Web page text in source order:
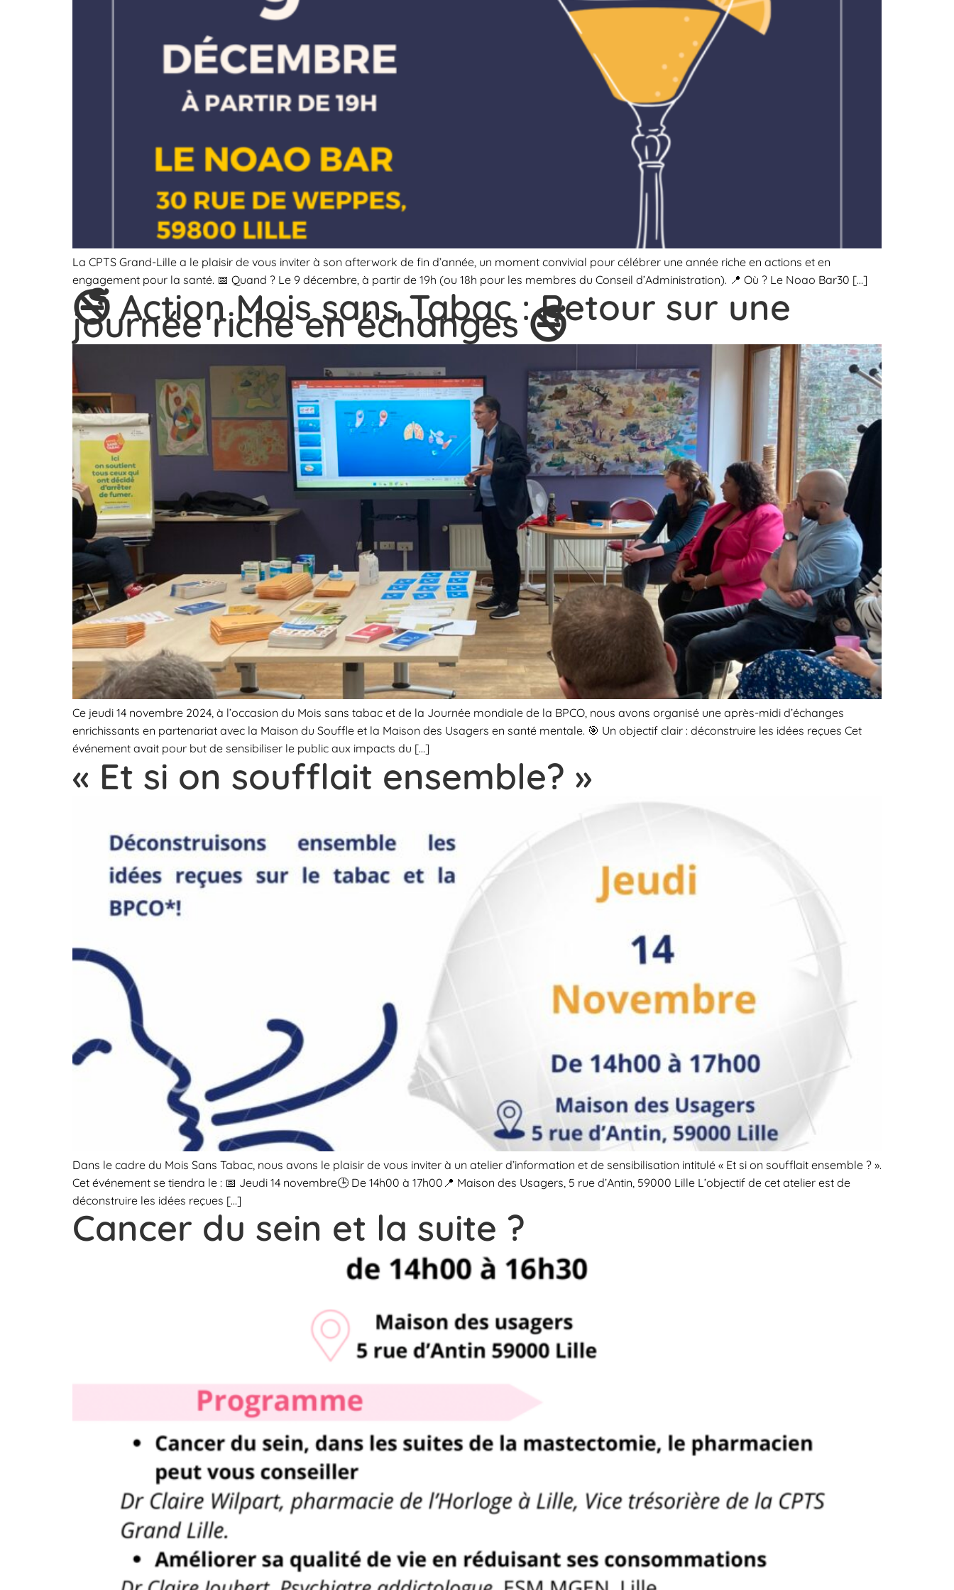
La CPTS Grand-Lille a le plaisir de vous inviter à son afterwork de fin d’année, un moment convivial pour célébrer une année riche en actions et en
engagement pour la santé. 📅 Quand ? Le 9 décembre, à partir de 19h (ou 18h pour les membres du Conseil d’Administration). 📍 Où ? Le Noao Bar30 […]
🚭 Action Mois sans Tabac : Retour sur une
journée riche en échanges 🚭
Ce jeudi 14 novembre 2024, à l’occasion du Mois sans tabac et de la Journée mondiale de la BPCO, nous avons organisé une après-midi d’échanges
enrichissants en partenariat avec la Maison du Souffle et la Maison des Usagers en santé mentale. 🎯 Un objectif clair : déconstruire les idées reçues Cet
événement avait pour but de sensibiliser le public aux impacts du […]
« Et si on soufflait ensemble? »
Dans le cadre du Mois Sans Tabac, nous avons le plaisir de vous inviter à un atelier d’information et de sensibilisation intitulé « Et si on soufflait ensemble ? ».
Cet événement se tiendra le : 📅 Jeudi 14 novembre🕒 De 14h00 à 17h00📍 Maison des Usagers, 5 rue d’Antin, 59000 Lille L’objectif de cet atelier est de
déconstruire les idées reçues […]
Cancer du sein et la suite ?